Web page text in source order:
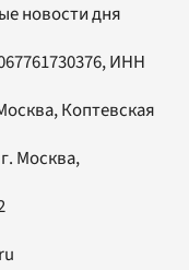
новости дня
ИНН
Коптевская
Москва,